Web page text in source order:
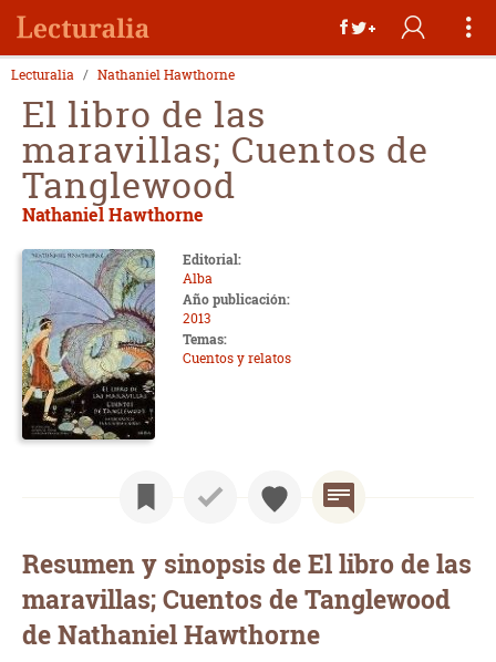
Lecturalia Nathaniel Hawthorne
El libro de las
maravillas; Cuentos de
Tanglewood
Nathaniel Hawthorne
Editorial:
Alba
Año publicación:
2013
Temas:
Cuentos y relatos
Resumen y sinopsis de El libro de las
maravillas; Cuentos de Tanglewood
de Nathaniel Hawthorne